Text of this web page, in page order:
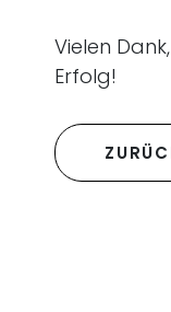
Vielen
Erfolg!